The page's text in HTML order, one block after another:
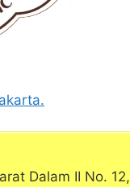
Dalam II No. 12,